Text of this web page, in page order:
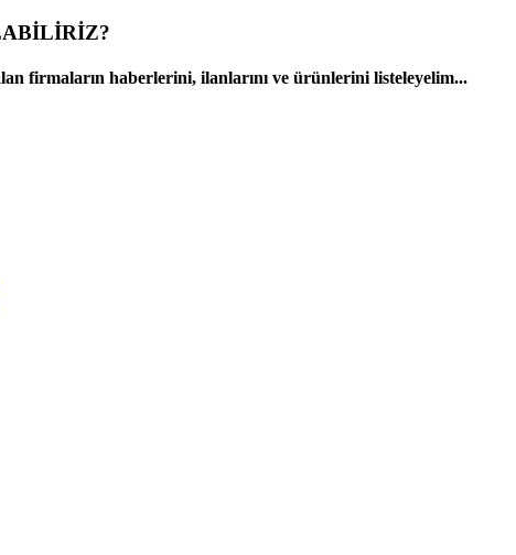
?
firmaların haberlerini, ilanlarını ve ürünlerini listeleyelim...